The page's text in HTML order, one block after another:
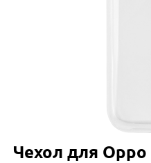
Чехол для